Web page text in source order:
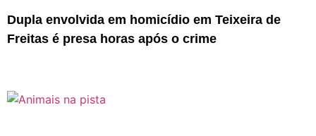
Dupla envolvida em homicídio em Teixeira de
Freitas é presa horas após o crime